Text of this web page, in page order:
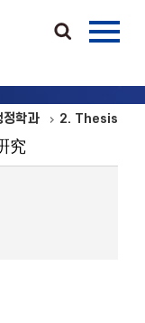
정학과 2. Thesis
究